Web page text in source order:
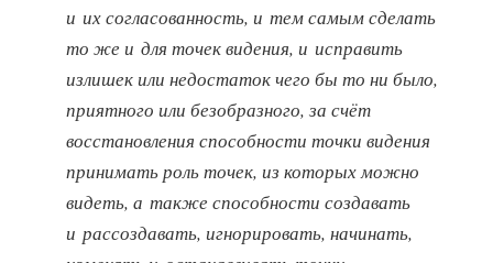
и их согласованность, и тем самым сделать
то же и для точек видения, и исправить
излишек или недостаток чего бы то ни было,
приятного или безобразного, за счёт
восстановления способности точки видения
принимать роль точек, из которых можно
видеть, а также способности создавать
и рассоздавать, игнорировать, начинать,